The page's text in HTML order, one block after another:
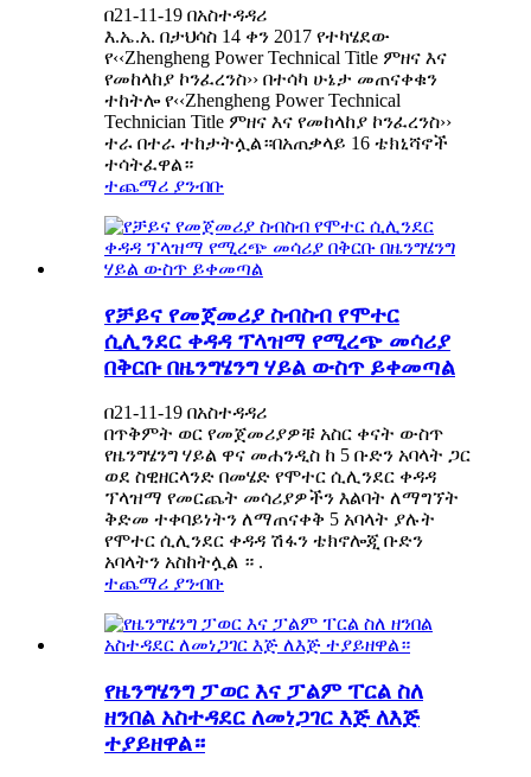
በ21-11-19 በአስተዳዳሪ
እ.ኤ.አ. በታህሳስ 14 ቀን 2017 የተካሄደው
የ‹‹Zhengheng Power Technical Title ምዘና እና
የመከላከያ ኮንፈረንስ›› በተሳካ ሁኔታ መጠናቀቁን
ተከትሎ የ‹‹Zhengheng Power Technical
Technician Title ምዘና እና የመከላከያ ኮንፈረንስ››
ተራ በተራ ተከታትሏል።በአጠቃላይ 16 ቴክኒሻኖች
ተሳትፈዋል።
ተጨማሪ ያንብቡ
የቻይና የመጀመሪያ ስብስብ የሞተር
ሲሊንደር ቀዳዳ ፕላዝማ የሚረጭ መሳሪያ
በቅርቡ በዜንግሄንግ ሃይል ውስጥ ይቀመጣል
በ21-11-19 በአስተዳዳሪ
በጥቅምት ወር የመጀመሪያዎቹ አስር ቀናት ውስጥ
የዜንግሄንግ ሃይል ዋና መሐንዲስ ከ 5 ቡድን አባላት ጋር
ወደ ስዊዘርላንድ በመሄድ የሞተር ሲሊንደር ቀዳዳ
ፕላዝማ የመርጨት መሳሪያዎችን እልባት ለማግኘት
ቅድመ ተቀባይነትን ለማጠናቀቅ 5 አባላት ያሉት
የሞተር ሲሊንደር ቀዳዳ ሽፋን ቴክኖሎጂ ቡድን
አባላትን አስከትሏል ። .
ተጨማሪ ያንብቡ
የዜንግሄንግ ፓወር እና ፓልም ፐርል ስለ
ዘንበል አስተዳደር ለመነጋገር እጅ ለእጅ
ተያይዘዋል።